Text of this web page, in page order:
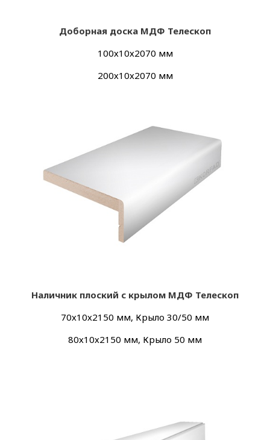
Доборная доска МДФ Телескоп
100х10х2070 мм
200х10х2070 мм
Наличник плоский с крылом МДФ Телескоп
70х10х2150 мм, Крыло 30/50 мм
80х10х2150 мм, Крыло 50 мм